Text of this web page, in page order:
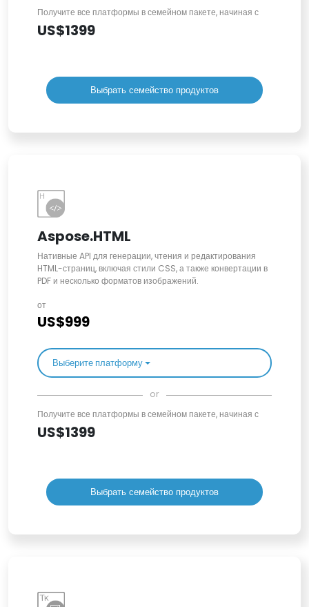
Получите все платформы в семейном пакете, начиная с
US$1399
Выбрать семейство продуктов
Aspose.HTML
Нативные API для генерации, чтения и редактирования
HTML-страниц, включая стили CSS, а также конвертации в
PDF и несколько форматов изображений.
от
US$999
Выберите платформу
or
Получите все платформы в семейном пакете, начиная с
US$1399
Выбрать семейство продуктов